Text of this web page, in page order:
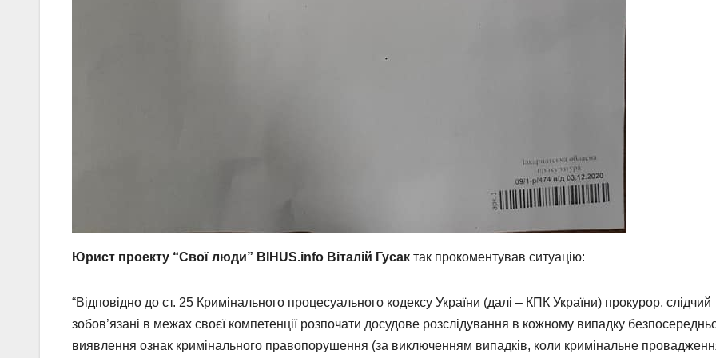
Юрист проекту “Свої люди” BIHUS.info Віталій Гусак так прокоментував ситуацію:
“Відповідно до ст. 25 Кримінального процесуального кодексу України (далі – КПК України) прокурор, слідчий
зобов’язані в межах своєї компетенції розпочати досудове розслідування в кожному випадку
виявлення ознак кримінального правопорушення (за виключенням випадків, коли кримінальне